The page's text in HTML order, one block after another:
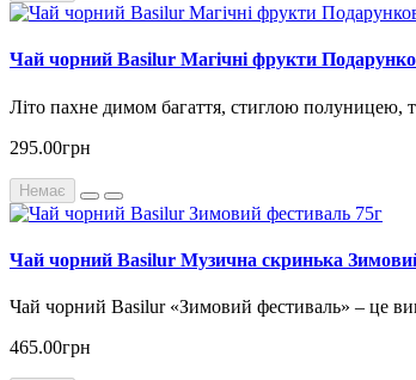
Чай чорний Basilur Магічні фрукти
Літо пахне димом багаття, стиглою
295.00грн
Немає
Чай чорний Basilur Музична скринька
Чай чорний Basilur «Зимовий фестиваль» – це
465.00грн